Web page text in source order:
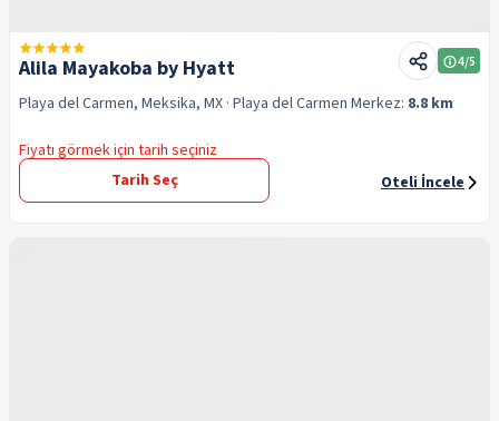
Alila Mayakoba by Hyatt 4/5
Playa del Carmen, Meksika, MX · Playa del Carmen Merkez: 8.8 km
Fiyatı görmek için tarih seçiniz
Tarih Seç
Oteli İncele